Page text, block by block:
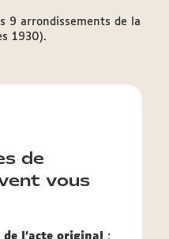
9 arrondissements de la
1930).
de
vous
l'acte original
;